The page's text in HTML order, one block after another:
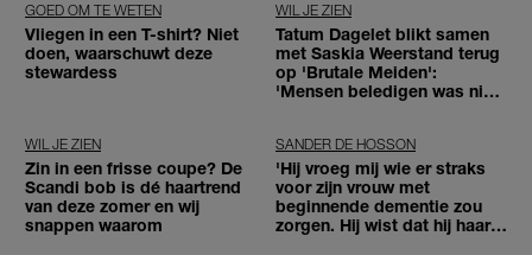
GOED OM TE WETEN
Vliegen in een T-shirt? Niet
doen, waarschuwt deze
stewardess
WIL JE ZIEN
Tatum Dagelet blikt samen
met Saskia Weerstand terug
op 'Brutale Meiden':
'Mensen beledigen was niet
WIL JE ZIEN
Zin in een frisse coupe? De
Scandi bob is dé haartrend
van deze zomer en wij
snappen waarom
SANDER DE HOSSON
'Hij vroeg mij wie er straks
voor zijn vrouw met
beginnende dementie zou
zorgen. Hij wist dat hij haar